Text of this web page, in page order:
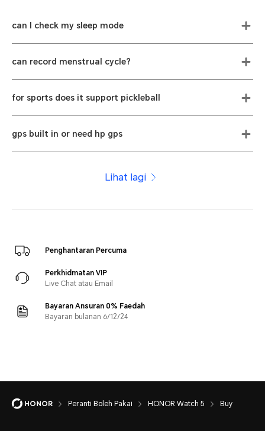
can I check my sleep mode
can record menstrual cycle?
for sports does it support pickleball
gps built in or need hp gps
Lihat lagi
Penghantaran Percuma
Perkhidmatan VIP
Live Chat atau Email
Bayaran Ansuran 0% Faedah
Bayaran bulanan 6/12/24
Peranti Boleh Pakai HONOR Watch 5 Buy